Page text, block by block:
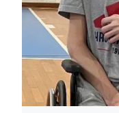
Razmak teksta
Zaustavi animacije